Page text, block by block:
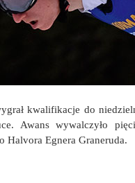
kwalifikacje do
Awans wywalczyło
Halvora Egnera Graneruda.